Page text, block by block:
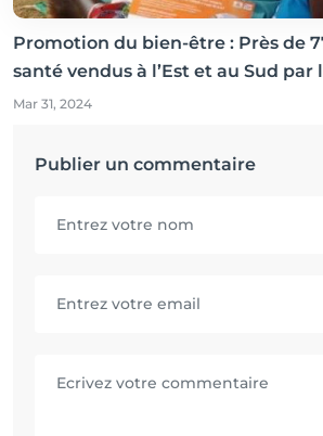
Promotion du bien-être : Près de
santé vendus à l’Est et au Sud par
Mar 31, 2024
Publier un commentaire